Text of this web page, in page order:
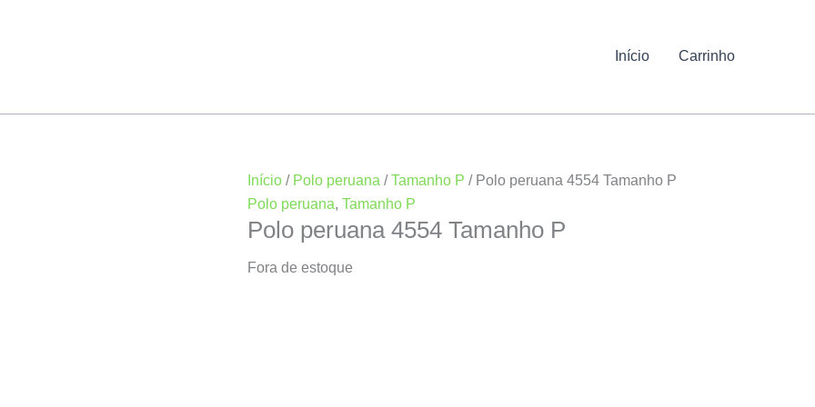
Início Carrinho
Início / Polo peruana /Tamanho P / Polo peruana 4554 Tamanho P
Polo peruana, Tamanho P
Polo peruana 4554 Tamanho P
Fora de estoque